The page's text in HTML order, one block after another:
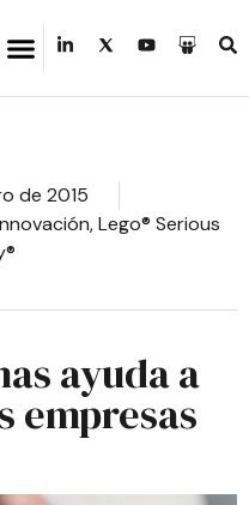
de 2015
,Lego® Serious
ayuda a
empresas